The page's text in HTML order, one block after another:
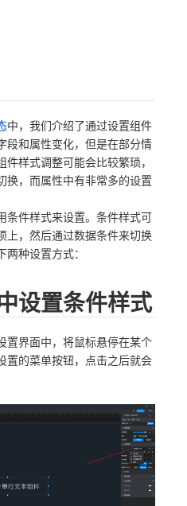
中，我们介绍了通过设置组件
段和属性变化，但是在部分情
样式调整可能会比较繁琐，
换，而属性中有非常多的设置
件样式来设置。条件样式可
上，然后通过数据条件来切换
种设置方式：
设置条件样式
置界面中，将鼠标悬停在某个
置的菜单按钮，点击之后就会